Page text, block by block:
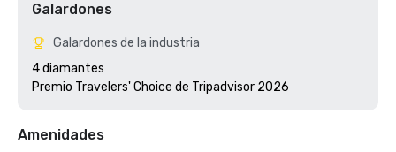
Galardones
Galardones de la industria
4 diamantes
Premio Travelers' Choice de Tripadvisor 2026
Amenidades